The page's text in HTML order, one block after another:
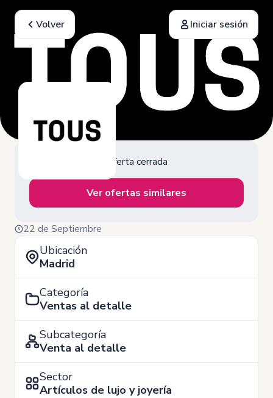
Volver Iniciar sesión
Oferta cerrada
Ver ofertas similares
22 de Septiembre
Ubicación
Madrid
Categoría
Ventas al detalle
Subcategoría
Venta al detalle
Sector
Artículos de lujo y joyería